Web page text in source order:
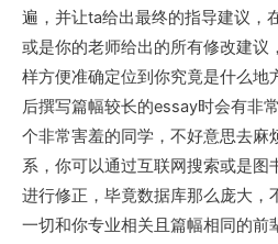
遍，并让ta给出最终的指导建议，
或是你的老师给出的所有修改建议
样方便准确定位到你究竟是什么地
后撰写篇幅较长的essay时会有非
个非常害羞的同学，不好意思去麻
系，你可以通过互联网搜索或是图
进行修正，毕竟数据库那么庞大，
一切和你专业相关且篇幅相同的前